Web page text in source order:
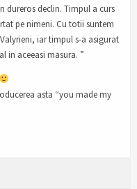
dureros declin. Timpul a curs
pe nimeni. Cu totii suntem
iar timpul s-a asigurat
in aceeasi masura. ”
asta “you made my